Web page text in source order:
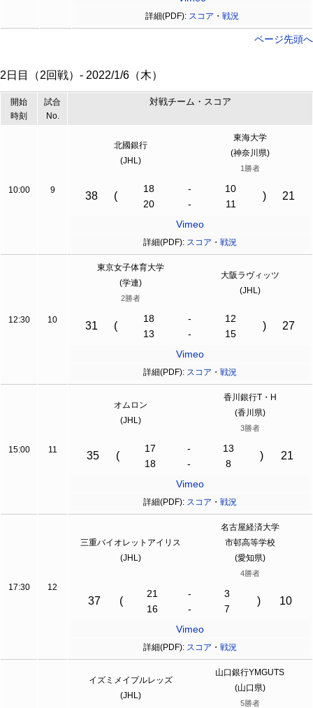
詳細(PDF): スコア ・ 戦況
ページ先頭へ
2日目（2回戦）- 2022/1/6（木）
開始
時刻
試合
No.
対戦チーム・スコア
10:00 9
北國銀行
(JHL)
東海大学
(神奈川県)
1勝者
38 (
18 -
10
20
- 11
) 21
Vimeo
詳細(PDF): スコア ・ 戦況
12:30 10
東京女子体育大学
(学連)
2勝者
大阪ラヴィッツ
(JHL)
31 (
18 -
12
13
- 15
) 27
Vimeo
詳細(PDF): スコア ・ 戦況
15:00 11
オムロン
(JHL)
香川銀行T・H
(香川県)
3勝者
35 (
17 -
13
18
- 8
) 21
Vimeo
詳細(PDF): スコア ・ 戦況
17:30 12
三重バイオレットアイリス
(JHL)
名古屋経済大学
市邨高等学校
(愛知県)
4勝者
37 (
21 -
3
16
- 7
) 10
Vimeo
詳細(PDF): スコア ・ 戦況
イズミメイプルレッズ
(JHL)
山口銀行YMGUTS
(山口県)
5勝者